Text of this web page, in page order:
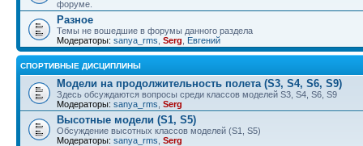
форуме.
Разное
Темы не вошедшие в форумы данного раздела
Модераторы: sanya_rms Serg Евгений
СПОРТИВНЫЕ ДИСЦИПЛИНЫ
Модели на продолжительность полета (S3, S4, S6, S9)
Здесь обсуждаются вопросы среди классов моделей S3, S4, S6, S9
Модераторы: sanya_rms Serg
Высотные модели (S1, S5)
Обсуждение высотных классов моделей (S1, S5)
Модераторы: sanya_rms Serg